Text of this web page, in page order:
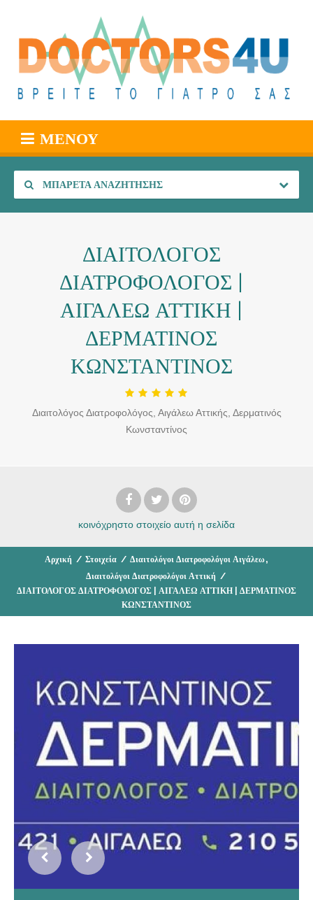
ΜΕΝΟΎ
ΜΠΑΡΈΤΑ ΑΝΑΖΉΤΗΣΗΣ
ΔΙΑΙΤΟΛΟΓΟΣ
ΔΙΑΤΡΟΦΟΛΟΓΟΣ |
ΑΙΓΑΛΕΩ ΑΤΤΙΚΗ |
ΔΕΡΜΑΤΙΝΟΣ
ΚΩΝΣΤΑΝΤΙΝΟΣ
Διαιτολόγος Διατροφολόγος, Αιγάλεω Αττικής, Δερματινός
Κωνσταντίνος
κοινόχρηστο στοιχείο αυτή η σελίδα
Αρχική / Στοιχεία / Διαιτολόγοι Διατροφολόγοι Αιγάλεω,
Διαιτολόγοι Διατροφολόγοι Αττική /
ΔΙΑΙΤΟΛΟΓΟΣ ΔΙΑΤΡΟΦΟΛΟΓΟΣ | ΑΙΓΑΛΕΩ ΑΤΤΙΚΗ | ΔΕΡΜΑΤΙΝΟΣ
ΚΩΝΣΤΑΝΤΙΝΟΣ